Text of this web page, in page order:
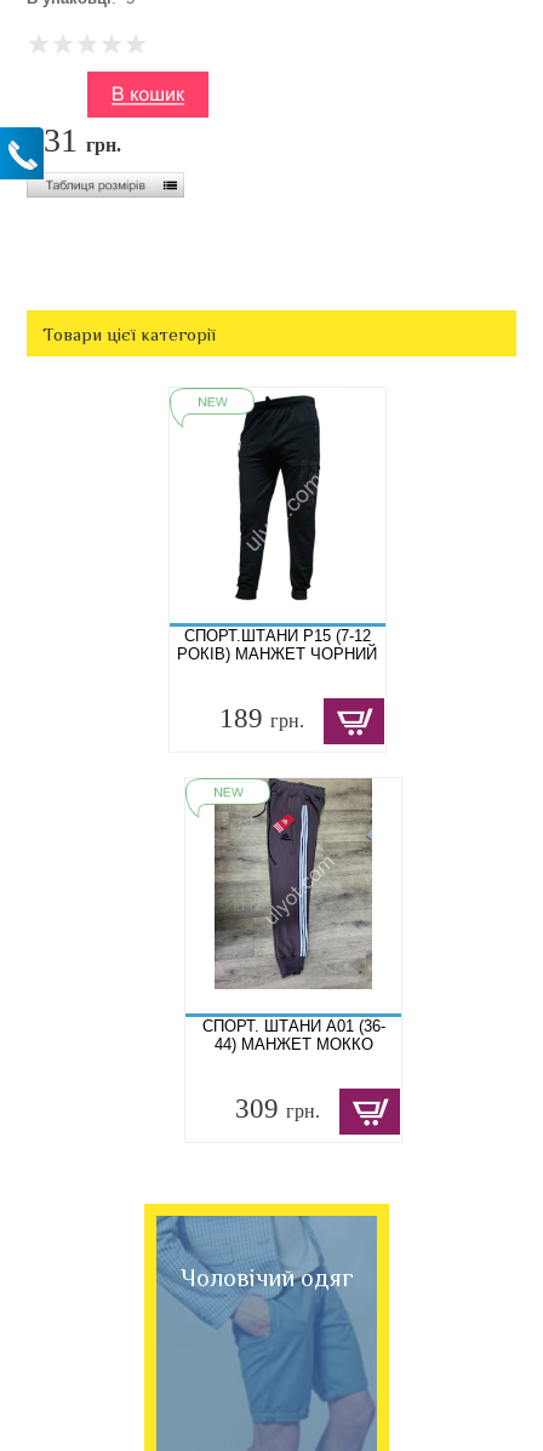
231грн.
Товари цієї категорії
СПОРТ.ШТАНИ P15 (7-12
РОКІВ) МАНЖЕТ ЧОРНИЙ
189 грн.
СПОРТ. ШТАНИ A01 (36-
44) МАНЖЕТ МОККО
309 грн.
Чоловічий одяг